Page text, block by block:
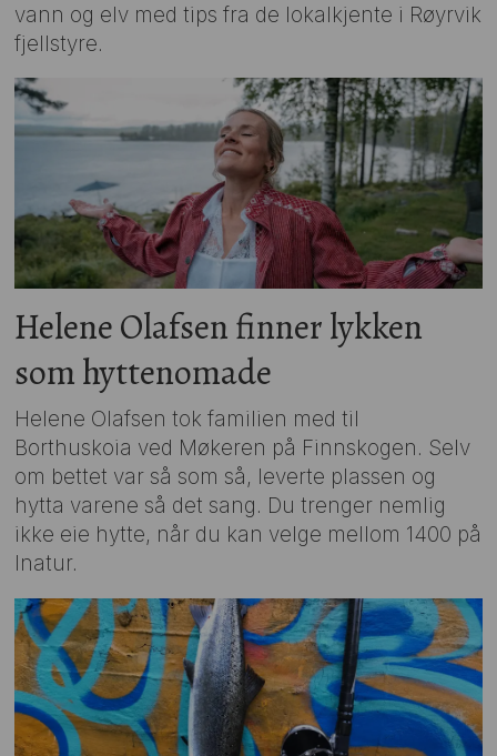
vann og elv med tips fra de lokalkjente i Røyrvik
fjellstyre.
Helene Olafsen finner lykken
som hyttenomade
Helene Olafsen tok familien med til
Borthuskoia ved Møkeren på Finnskogen. Selv
om bettet var så som så, leverte plassen og
hytta varene så det sang. Du trenger nemlig
ikke eie hytte, når du kan velge mellom 1400 på
Inatur.